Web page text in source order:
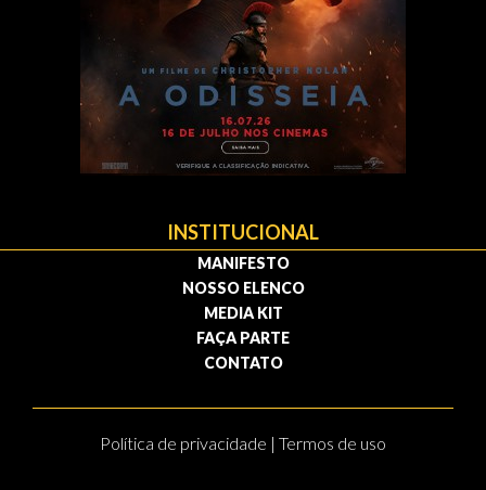
INSTITUCIONAL
MANIFESTO
NOSSO ELENCO
MEDIA KIT
FAÇA PARTE
CONTATO
Política de privacidade | Termos de uso